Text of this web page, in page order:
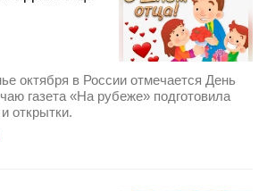
октября в России отмечается День
газета «На рубеже» подготовила
открытки.